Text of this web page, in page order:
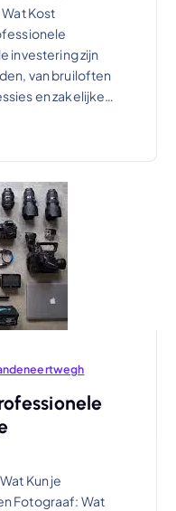
Kost
investering zijn
van bruiloften
en zakelijke…
Kun je
Fotograaf: Wat